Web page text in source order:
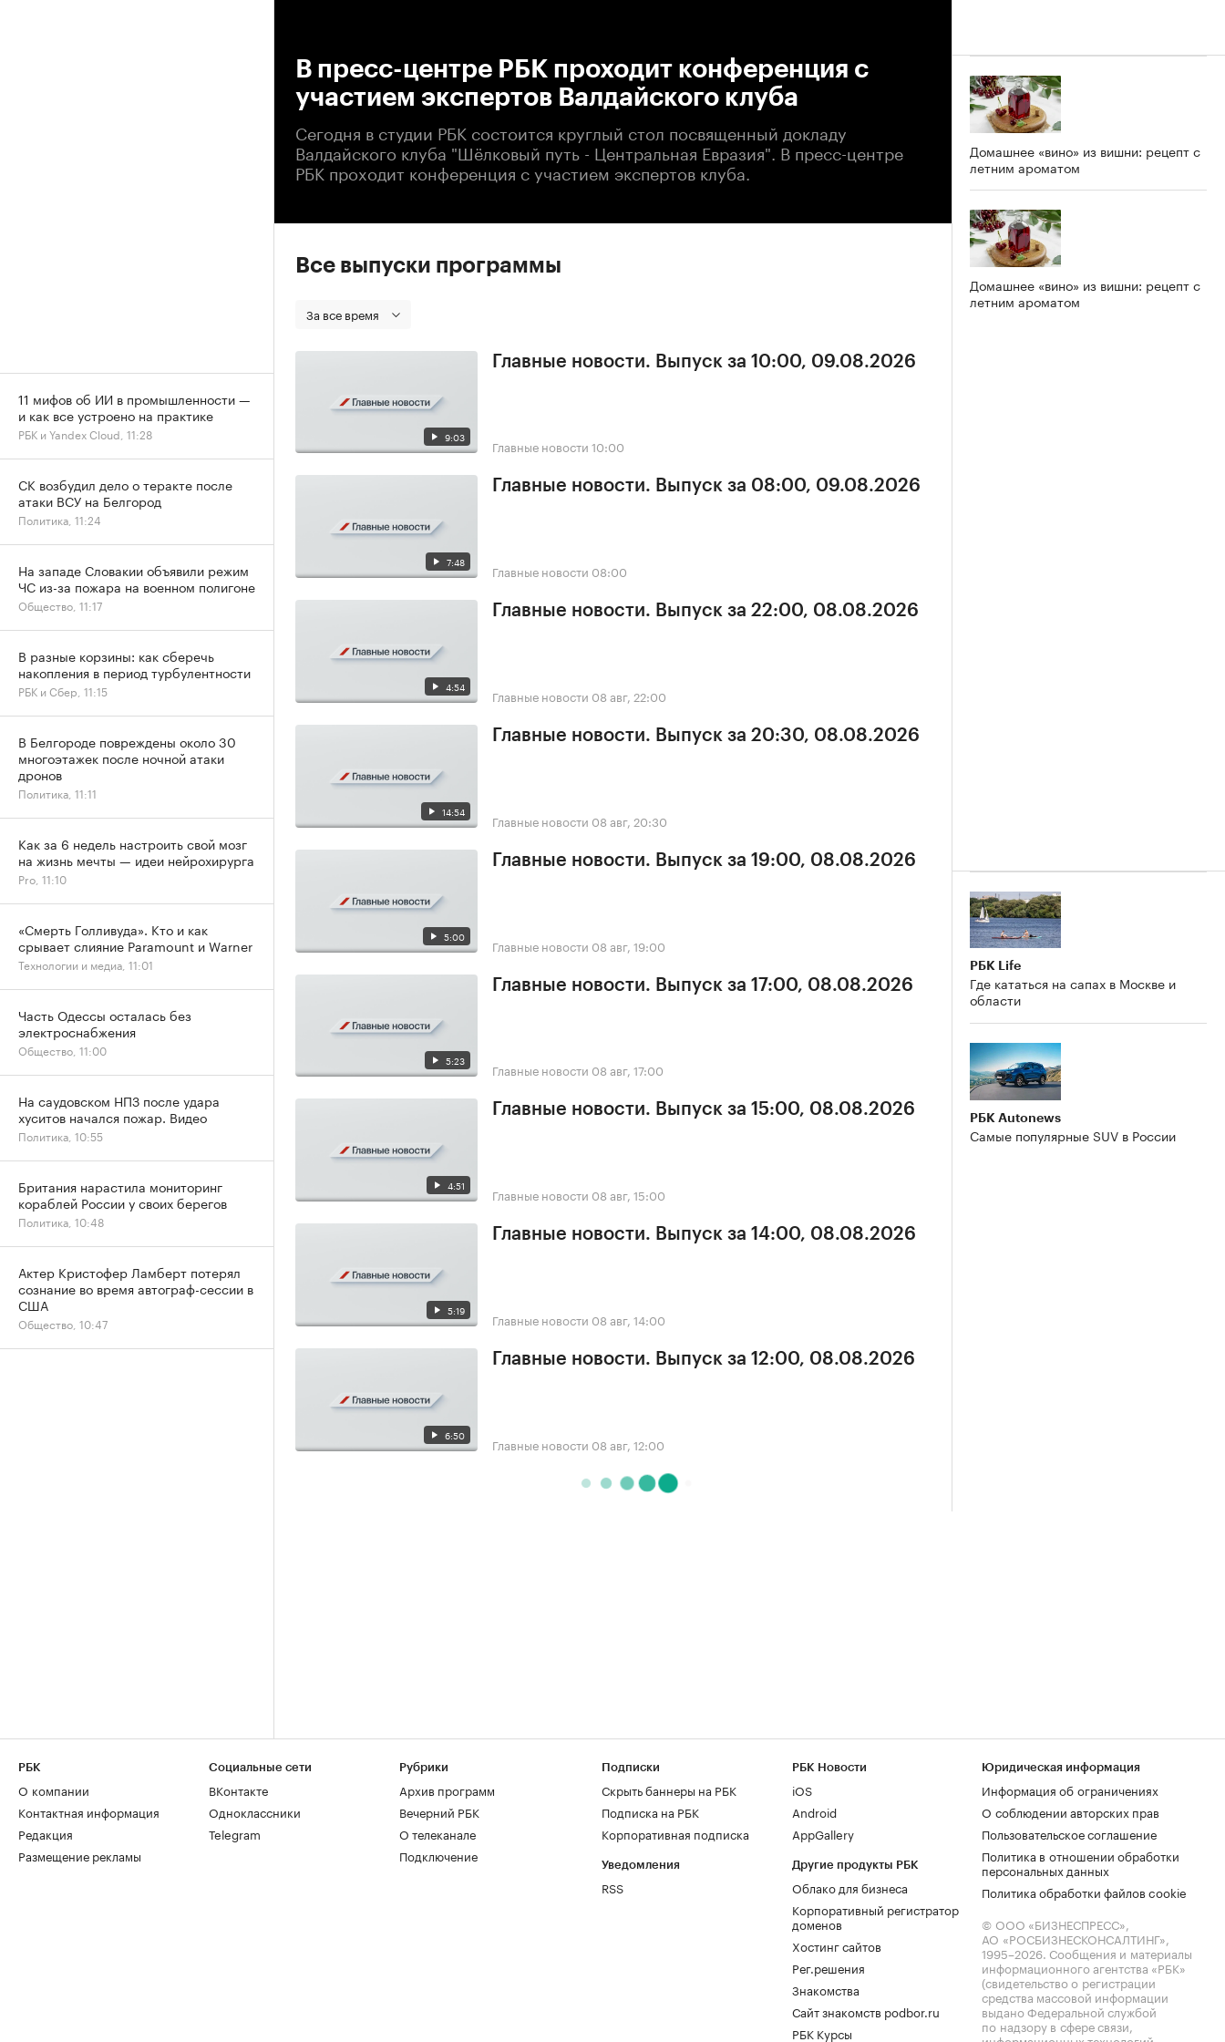
В пресс-центре РБК проходит конференция с
участием экспертов Валдайского клуба
Сегодня в студии РБК состоится круглый стол посвященный докладу
Валдайского клуба "Шёлковый путь - Центральная Евразия". В пресс-центре
РБК проходит конференция с участием экспертов клуба.
Все выпуски программы
За все время
9:03
Главные новости. Выпуск за 10:00, 09.08.2026
Главные новости 10:00
7:48
Главные новости. Выпуск за 08:00, 09.08.2026
Главные новости 08:00
4:54
Главные новости. Выпуск за 22:00, 08.08.2026
Главные новости 08 авг, 22:00
14:54
Главные новости. Выпуск за 20:30, 08.08.2026
Главные новости 08 авг, 20:30
5:00
Главные новости. Выпуск за 19:00, 08.08.2026
Главные новости 08 авг, 19:00
5:23
Главные новости. Выпуск за 17:00, 08.08.2026
Главные новости 08 авг, 17:00
4:51
Главные новости. Выпуск за 15:00, 08.08.2026
Главные новости 08 авг, 15:00
5:19
Главные новости. Выпуск за 14:00, 08.08.2026
Главные новости 08 авг, 14:00
6:50
Главные новости. Выпуск за 12:00, 08.08.2026
Главные новости 08 авг, 12:00
Домашнее «вино» из вишни: рецепт с
летним ароматом
Домашнее «вино» из вишни: рецепт с
летним ароматом
РБК Life
Где кататься на сапах в Москве и
области
РБК Autonews
Самые популярные SUV в России
11 мифов об ИИ в промышленности —
и как все устроено на практике
РБК и Yandex Cloud, 11:28
СК возбудил дело о теракте после
атаки ВСУ на Белгород
Политика, 11:24
На западе Словакии объявили режим
ЧС из-за пожара на военном полигоне
Общество, 11:17
В разные корзины: как сберечь
накопления в период турбулентности
РБК и Сбер, 11:15
В Белгороде повреждены около 30
многоэтажек после ночной атаки
дронов
Политика, 11:11
Как за 6 недель настроить свой мозг
на жизнь мечты — идеи нейрохирурга
Pro, 11:10
«Смерть Голливуда». Кто и как
срывает слияние Paramount и Warner
Технологии и медиа, 11:01
Часть Одессы осталась без
электроснабжения
Общество, 11:00
На саудовском НПЗ после удара
хуситов начался пожар. Видео
Политика, 10:55
Британия нарастила мониторинг
кораблей России у своих берегов
Политика, 10:48
Актер Кристофер Ламберт потерял
сознание во время автограф-сессии в
США
Общество, 10:47
РБК
О компании
Контактная информация
Редакция
Размещение рекламы
Социальные сети
ВКонтакте
Одноклассники
Telegram
Рубрики
Архив программ
Вечерний РБК
О телеканале
Подключение
Подписки
Скрыть баннеры на РБК
Подписка на РБК
Корпоративная подписка
Уведомления
RSS
РБК Новости
iOS
Android
AppGallery
Другие продукты РБК
Облако для бизнеса
Корпоративный регистратор
доменов
Хостинг сайтов
Рег.решения
Знакомства
Сайт знакомств podbor.ru
РБК Курсы
Юридическая информация
Информация об ограничениях
О соблюдении авторских прав
Пользовательское соглашение
Политика в отношении обработки
персональных данных
Политика обработки файлов cookie
© ООО «БИЗНЕСПРЕСС»,
АО «РОСБИЗНЕСКОНСАЛТИНГ»,
1995–2026. Сообщения и материалы
информационного агентства «РБК»
(свидетельство о регистрации
средства массовой информации
выдано Федеральной службой
по надзору в сфере связи,